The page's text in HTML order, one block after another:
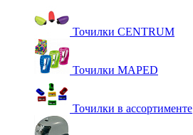
Точилки CENTRUM
Точилки MAPED
Точилки в ассортименте